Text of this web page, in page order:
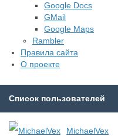
Google Docs
GMail
Google Maps
Rambler
Правила сайта
О проекте
Список пользователей
MichaelVex